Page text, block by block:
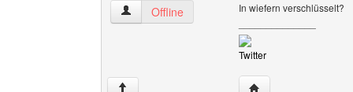
r-designs Benutzer-Profile anzeigen
Offline
In wiefern verschlüsselt?
Twitter
↑ Website dieses